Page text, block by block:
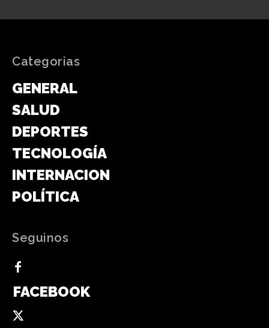
Categorias
GENERAL
SALUD
DEPORTES
TECNOLOGÍA
INTERNACIONAL
POLÍTICA
Seguinos
FACEBOOK